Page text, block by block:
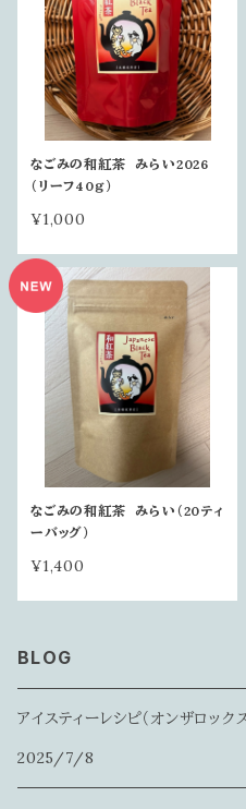
なごみの和紅茶 みらい2026
（リーフ40ｇ）
¥1,000
なごみの和紅茶 みらい（20ティ
ーバッグ）
¥1,400
BLOG
アイスティーレシピ（オンザロック
2025/7/8